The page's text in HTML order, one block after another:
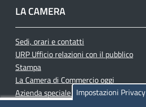
LA CAMERA
Sedi, orari e contatti
URP Ufficio relazioni con il pubblico
Stampa
La Camera di Commercio oggi
Azienda speciale PromoFirenze
Impostazioni Privacy